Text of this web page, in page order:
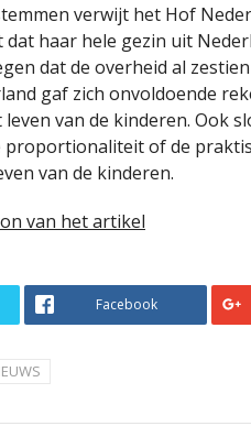
verwijt het Hof
haar hele gezin uit
dat de overheid al
gaf zich onvoldoende
van de kinderen. Ook
proportionaliteit of de
van de kinderen.
van het artikel
Facebook